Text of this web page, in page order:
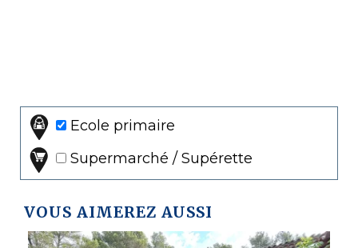
Ecole primaire
Supermarché / Supérette
VOUS AIMEREZ AUSSI